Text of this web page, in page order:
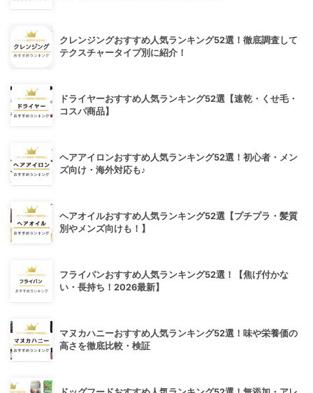
クレンジングおすすめ人気ランキング52選！徹底調査して
テクスチャータイプ別に紹介！
ドライヤーおすすめ人気ランキング52選【速乾・くせ毛・
コスパ商品】
ヘアアイロンおすすめ人気ランキング52選！初心者・メン
ズ向け・海外対応も♪
ヘアオイルおすすめ人気ランキング52選【プチプラ・髪質
別やメンズ向けも！】
フライパンおすすめ人気ランキング52選！【焦げ付かな
い・長持ち！2026最新】
マヌカハニーおすすめ人気ランキング52選！味や栄養価の
高さを徹底比較・検証